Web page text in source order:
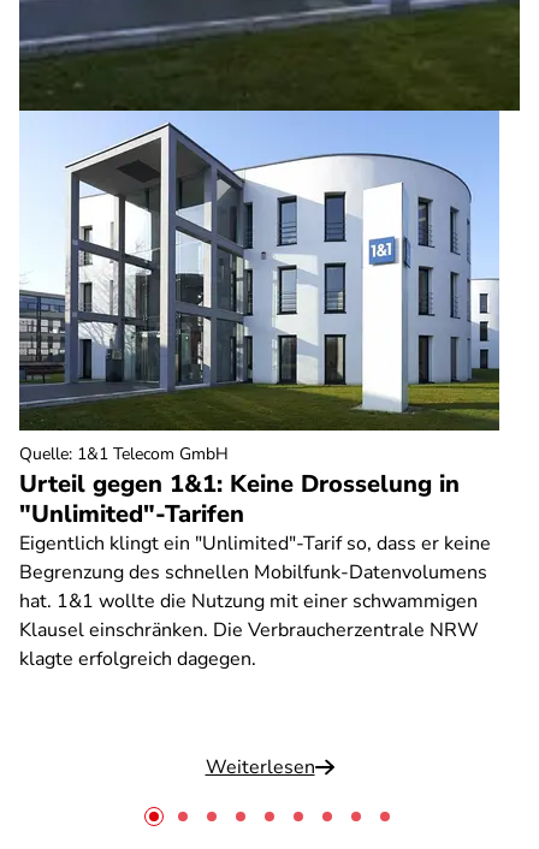
Urteil gegen 1&1: Keine Drosselung in
"Unlimited"-Tarifen
Eigentlich klingt ein "Unlimited"-Tarif so, dass er keine
Begrenzung des schnellen Mobilfunk-Datenvolumens
hat. 1&1 wollte die Nutzung mit einer schwammigen
Klausel einschränken. Die Verbraucherzentrale NRW
klagte erfolgreich dagegen.
Weiterlesen
Quelle: 1&1 Telecom GmbH